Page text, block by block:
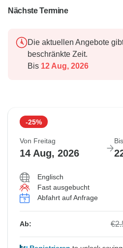
Nächste Termine
Die aktuellen Angebote
beschränkte Zeit.
Bis 12 Aug, 2026
-25%
Von Freitag
14 Aug, 2026
Englisch
Fast ausgebucht
Abfahrt auf Anfrage
Ab: